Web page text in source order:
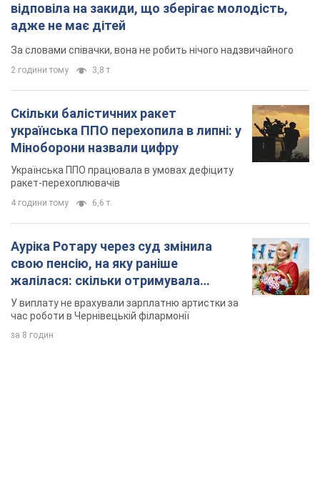
відповіла на закиди, що зберігає молодість,
адже не має дітей
За словами співачки, вона не робить нічого надзвичайного
2 години тому 3,8 т.
Скільки балістичних ракет
українська ППО перехопила в липні: у
Міноборони назвали цифру
Українська ППО працювала в умовах дефіциту
ракет-перехоплювачів
4 години тому 6,6 т.
Ауріка Ротару через суд змінила
свою пенсію, на яку раніше
жалілася: скільки отримувала
співачка
У виплату не врахували зарплатню артистки за
час роботи в Чернівецькій філармонії
за 8 годин